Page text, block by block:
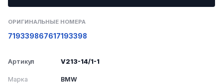
ОРИГИНАЛЬНЫЕ НОМЕРА
719339867617193398
Артикул V213-14/1-1
Марка BMW